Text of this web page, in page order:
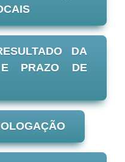
DA
E PRAZO DE